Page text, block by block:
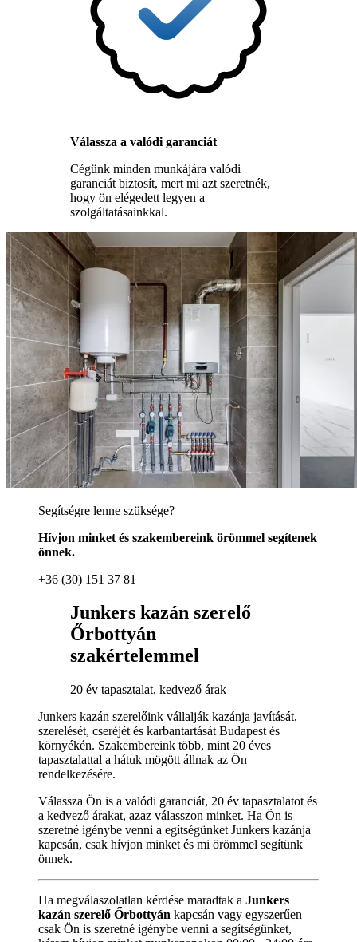
Válassza a valódi garanciát
Cégünk minden munkájára valódi
garanciát biztosít, mert mi azt szeretnék,
hogy ön elégedett legyen a
szolgáltatásainkkal.
Segítségre lenne szüksége?
Hívjon minket és szakembereink örömmel segítenek
önnek.
+36 (30) 151 37 81
Junkers kazán szerelő
Őrbottyán
szakértelemmel
20 év tapasztalat, kedvező árak
Junkers kazán szerelőink vállalják kazánja javítását,
szerelését, cseréjét és karbantartását Budapest és
környékén. Szakembereink több, mint 20 éves
tapasztalattal a hátuk mögött állnak az Ön
rendelkezésére.
Válassza Ön is a valódi garanciát, 20 év tapasztalatot és
a kedvező árakat, azaz válasszon minket. Ha Ön is
szeretné igénybe venni a egítségünket Junkers kazánja
kapcsán, csak hívjon minket és mi örömmel segítünk
önnek.
Ha megválaszolatlan kérdése maradtak a Junkers
kazán szerelő Őrbottyán kapcsán vagy egyszerűen
csak Ön is szeretné igénybe venni a segítségünket,